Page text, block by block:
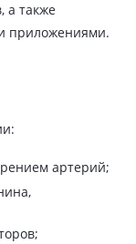
а также
приложениями.
артерий;